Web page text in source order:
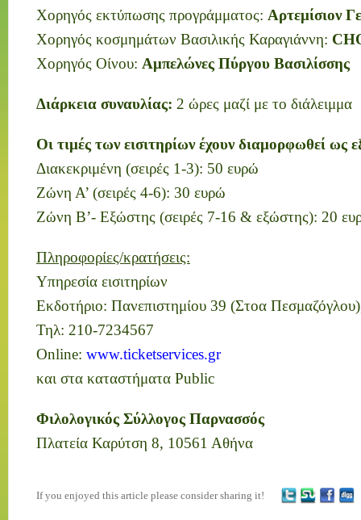
Χορηγός εκτύπωσης προγράμματος: Αρτεμίσιον
Χορηγός κοσμημάτων Βασιλικής Καραγιάννη:
Χορηγός Οίνου: Αμπελώνες Πύργου Βασιλίσσης
Διάρκεια συναυλίας: 2 ώρες μαζί με το διάλειμμα
Οι τιμές των εισιτηρίων έχουν διαμορφωθεί ως
Διακεκριμένη (σειρές 1-3): 50 ευρώ
Ζώνη Α’ (σειρές 4-6): 30 ευρώ
Ζώνη Β’- Εξώστης (σειρές 7-16 & εξώστης): 20
Πληροφορίες/κρατήσεις:
Υπηρεσία εισιτηρίων
Εκδοτήριο: Πανεπιστημίου 39 (Στοα
Τηλ: 210-7234567
Online: www.ticketservices.gr
και στα καταστήματα Public
Φιλολογικός Σύλλογος Παρνασσός
Πλατεία Καρύτση 8, 10561 Αθήνα
If you enjoyed this article please consider sharing it!